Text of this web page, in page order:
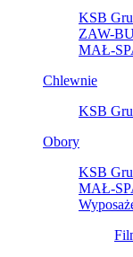
KSB
ZAW-
MAŁ-
Chlewnie
KSB
Obory
KSB
MAŁ-